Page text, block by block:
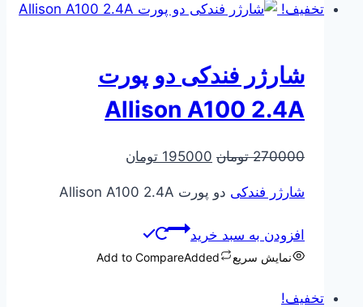
تخفیف!
شارژر فندکی دو پورت
Allison A100 2.4A
270000 تومان قیمت
270000 تومان
195000 تومان
195000 تومان
شارژر فندکی دو پورت Allison A100 2.4A
افزودن به سبد خرید
نمایش سریع Add to CompareAdded
تخفیف!